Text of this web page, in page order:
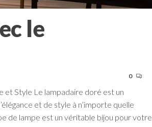
le
0
et Style Le lampadaire doré est un
et de style à n’importe quelle
de lampe est un véritable bijou pour votre